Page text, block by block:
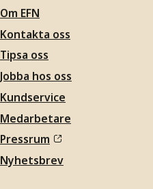
Om EFN
Kontakta oss
Tipsa oss
Jobba hos oss
Kundservice
Medarbetare
Pressrum
Nyhetsbrev